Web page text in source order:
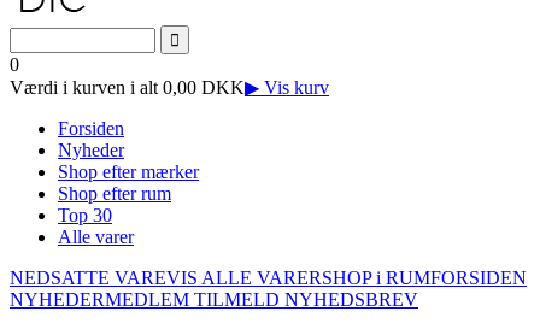
0
Værdi i kurven i alt 0,00 DKK▶ Vis kurv
Forsiden
Nyheder
Shop efter mærker
Shop efter rum
Top 30
Alle varer
NEDSATTE VAREVIS ALLE VARERSHOP i RUMFORSIDEN
NYHEDERMEDLEM TILMELD NYHEDSBREV